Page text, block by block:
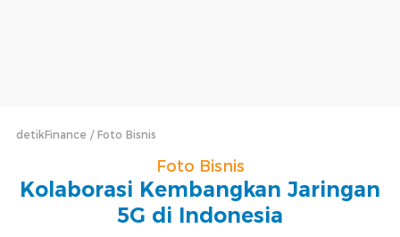
detikFinance Foto Bisnis
Foto Bisnis
Kolaborasi Kembangkan Jaringan
5G di Indonesia